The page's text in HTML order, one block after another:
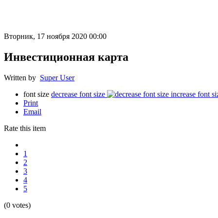
Вторник, 17 ноября 2020 00:00
Инвестиционная карта
Written by Super User
font size decrease font size
increase font
Print
Email
Rate this item
1
2
3
4
5
(0 votes)